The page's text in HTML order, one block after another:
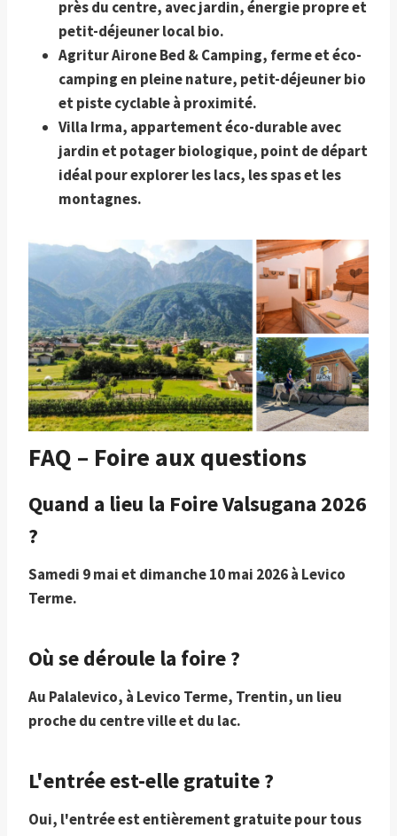
près du centre, avec jardin, énergie propre et
petit-déjeuner local bio.
Agritur Airone Bed & Camping, ferme et éco-
camping en pleine nature, petit-déjeuner bio
et piste cyclable à proximité.
Villa Irma, appartement éco-durable avec
jardin et potager biologique, point de départ
idéal pour explorer les lacs, les spas et les
montagnes.
FAQ – Foire aux questions
Quand a lieu la Foire Valsugana 2026
?
Samedi 9 mai et dimanche 10 mai 2026 à Levico
Terme.
Où se déroule la foire ?
Au Palalevico, à Levico Terme, Trentin, un lieu
proche du centre ville et du lac.
L'entrée est-elle gratuite ?
Oui, l'entrée est entièrement gratuite pour tous